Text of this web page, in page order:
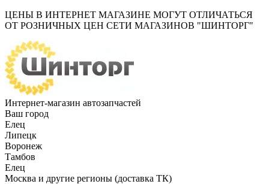
ЦЕНЫ В ИНТЕРНЕТ МАГАЗИНЕ МОГУТ ОТЛИЧАТЬСЯ
ОТ РОЗНИЧНЫХ ЦЕН СЕТИ МАГАЗИНОВ "ШИНТОРГ"
Интернет-магазин автозапчастей
Ваш город
Елец
Липецк
Воронеж
Тамбов
Елец
Москва и другие регионы (доставка ТК)